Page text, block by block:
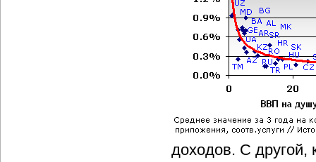
доходов. С другой,